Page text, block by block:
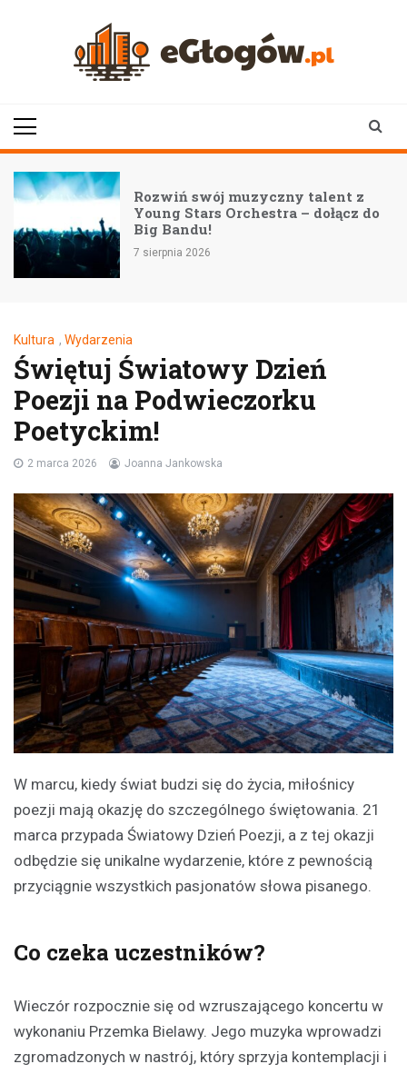
Rozwiń swój muzyczny talent z
Young Stars Orchestra – dołącz do
Big Bandu!
7 sierpnia 2026
Kultura , Wydarzenia
Świętuj Światowy Dzień
Poezji na Podwieczorku
Poetyckim!
2 marca 2026 Joanna Jankowska
W marcu, kiedy świat budzi się do życia, miłośnicy
poezji mają okazję do szczególnego świętowania. 21
marca przypada Światowy Dzień Poezji, a z tej okazji
odbędzie się unikalne wydarzenie, które z pewnością
przyciągnie wszystkich pasjonatów słowa pisanego.
Co czeka uczestników?
Wieczór rozpocznie się od wzruszającego koncertu w
wykonaniu Przemka Bielawy. Jego muzyka wprowadzi
zgromadzonych w nastrój, który sprzyja kontemplacji i